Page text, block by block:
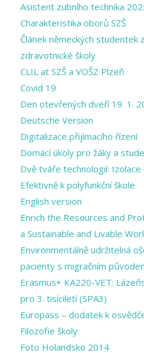
Asistent zubního technika
Charakteristika oborů SZŠ
Článek německých
zdravotnické školy
CLIL at SZŠ a VOŠZ Plzeň
Covid 19
Den otevřených dveří 19. 1.
Deutsche Version
Digitalizace přijímacího řízení
Domácí úkoly pro žáky a
Dvě tváře technologií:
Efektivně k polyfunkční škole
English version
Enrich the Resources and
a Sustainable and Livable
Environmentálně udržitelná
pacienty s migračním
Erasmus+ KA220-VET:
pro 3. tisíciletí (SPA3)
Europass – dodatek k
Filozofie školy
Foto Holandsko 2014